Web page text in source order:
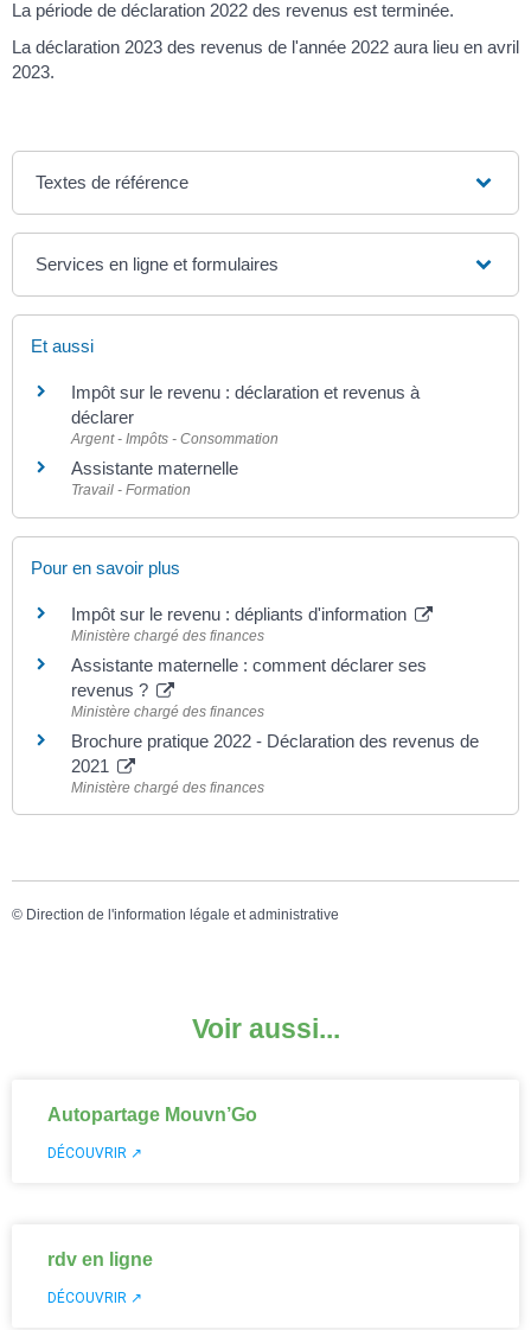
La période de déclaration 2022 des revenus est terminée.
La déclaration 2023 des revenus de l'année 2022 aura lieu en avril
2023.
Textes de référence
Services en ligne et formulaires
Et aussi
Impôt sur le revenu : déclaration et revenus à
déclarer
Argent - Impôts - Consommation
Assistante maternelle
Travail - Formation
Pour en savoir plus
Impôt sur le revenu : dépliants d'information
Ministère chargé des finances
Assistante maternelle : comment déclarer ses
revenus ?
Ministère chargé des finances
Brochure pratique 2022 - Déclaration des revenus de
2021
Ministère chargé des finances
© Direction de l'information légale et administrative
Voir aussi...
Autopartage Mouvn’Go
DÉCOUVRIR ↗
rdv en ligne
DÉCOUVRIR ↗